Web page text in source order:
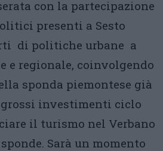
con la partecipazione
presenti a Sesto
di politiche urbane a
regionale, coinvolgendo
sponda piemontese già
investimenti ciclo
il turismo nel Verbano
Sarà un momento